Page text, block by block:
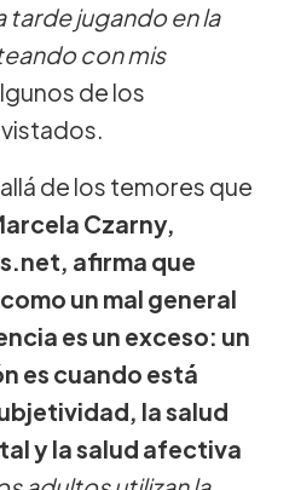
tarde jugando en la
con mis
de los
de los temores que
Czarny,
afirma que
un mal general
es un exceso: un
es cuando está
la salud
y la salud afectiva